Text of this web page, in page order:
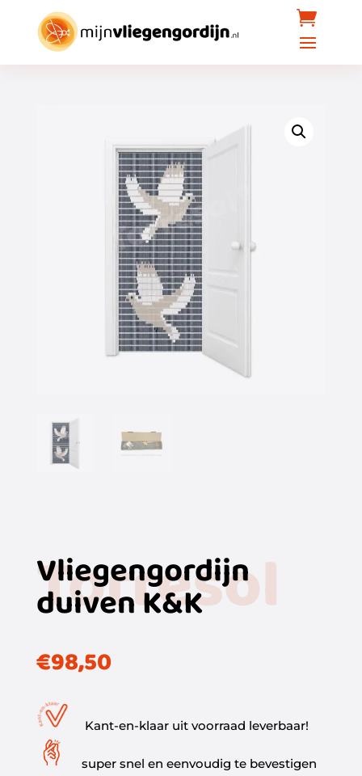
Vliegengordijn
duiven K&K
Torresol
€98,50
Kant-en-klaar uit voorraad leverbaar!
super snel en eenvoudig te bevestigen